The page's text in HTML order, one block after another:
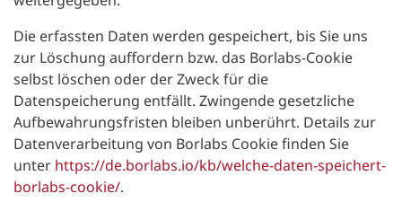
Die erfassten Daten werden gespeichert, bis Sie uns
zur Löschung auffordern bzw. das Borlabs-Cookie
selbst löschen oder der Zweck für die
Datenspeicherung entfällt. Zwingende gesetzliche
Aufbewahrungsfristen bleiben unberührt. Details zur
Datenverarbeitung von Borlabs Cookie finden Sie
unter https://de.borlabs.io/kb/welche-daten-speichert-
borlabs-cookie/.